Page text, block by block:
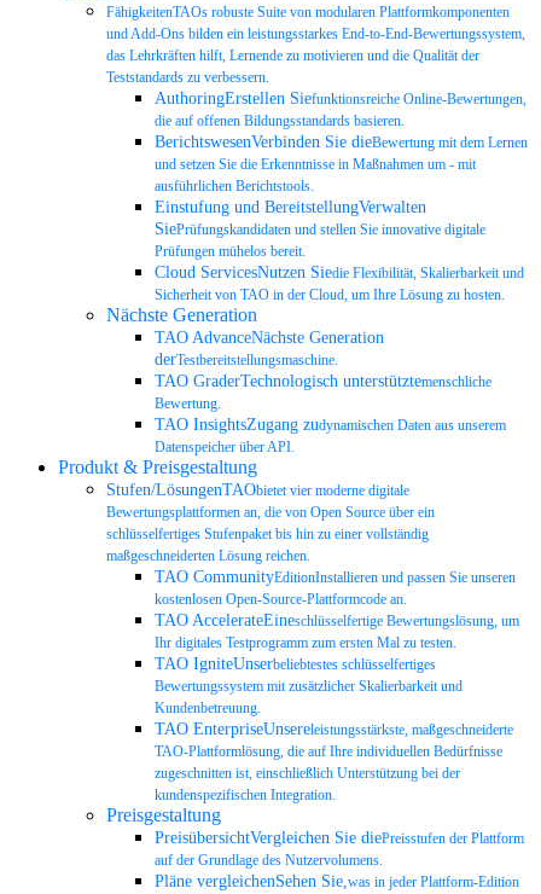
FähigkeitenTAOs robuste Suite von modularen Plattformkomponenten
und Add-Ons bilden ein leistungsstarkes End-to-End-Bewertungssystem,
das Lehrkräften hilft, Lernende zu motivieren und die Qualität der
Teststandards zu verbessern.
AuthoringErstellen Siefunktionsreiche Online-Bewertungen,
die auf offenen Bildungsstandards basieren.
BerichtswesenVerbinden Sie dieBewertung mit dem Lernen
und setzen Sie die Erkenntnisse in Maßnahmen um - mit
ausführlichen Berichtstools.
Einstufung und BereitstellungVerwalten
SiePrüfungskandidaten und stellen Sie innovative digitale
Prüfungen mühelos bereit.
Cloud ServicesNutzen Siedie Flexibilität, Skalierbarkeit und
Sicherheit von TAO in der Cloud, um Ihre Lösung zu hosten.
Nächste Generation
TAO AdvanceNächste Generation
derTestbereitstellungsmaschine.
TAO GraderTechnologisch unterstütztemenschliche
Bewertung.
TAO InsightsZugang zudynamischen Daten aus unserem
Datenspeicher über API.
Produkt & Preisgestaltung
Stufen/LösungenTAObietet vier moderne digitale
Bewertungsplattformen an, die von Open Source über ein
schlüsselfertiges Stufenpaket bis hin zu einer vollständig
maßgeschneiderten Lösung reichen.
TAO CommunityEditionInstallieren und passen Sie unseren
kostenlosen Open-Source-Plattformcode an.
TAO AccelerateEineschlüsselfertige Bewertungslösung, um
Ihr digitales Testprogramm zum ersten Mal zu testen.
TAO IgniteUnserbeliebtestes schlüsselfertiges
Bewertungssystem mit zusätzlicher Skalierbarkeit und
Kundenbetreuung.
TAO EnterpriseUnsereleistungsstärkste, maßgeschneiderte
TAO-Plattformlösung, die auf Ihre individuellen Bedürfnisse
zugeschnitten ist, einschließlich Unterstützung bei der
kundenspezifischen Integration.
Preisgestaltung
PreisübersichtVergleichen Sie diePreisstufen der Plattform
auf der Grundlage des Nutzervolumens.
Pläne vergleichenSehen Sie,was in jeder Plattform-Edition